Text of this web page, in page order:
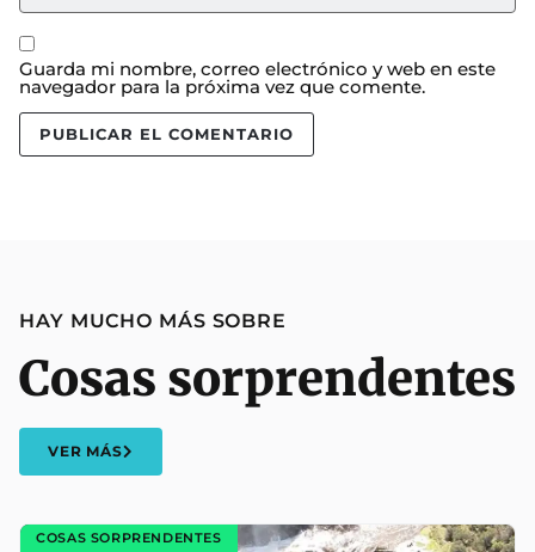
Guarda mi nombre, correo electrónico y web en este
navegador para la próxima vez que comente.
HAY MUCHO MÁS SOBRE
Cosas sorprendentes
VER MÁS
COSAS SORPRENDENTES